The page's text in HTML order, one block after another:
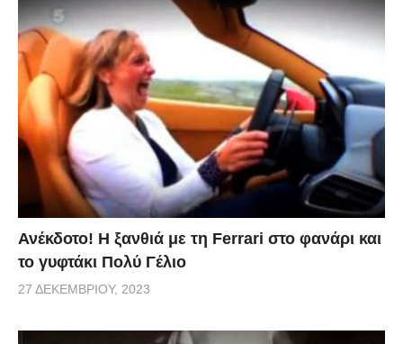
Ανέκδοτο! Η ξανθιά με τη Ferrari στο φανάρι και
το γυφτάκι Πολύ Γέλιο
27 ΔΕΚΕΜΒΡΊΟΥ, 2023